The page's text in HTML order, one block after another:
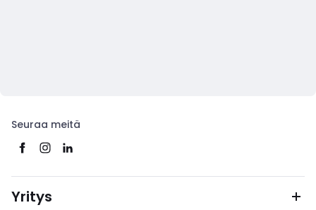
Seuraa meitä
Yritys